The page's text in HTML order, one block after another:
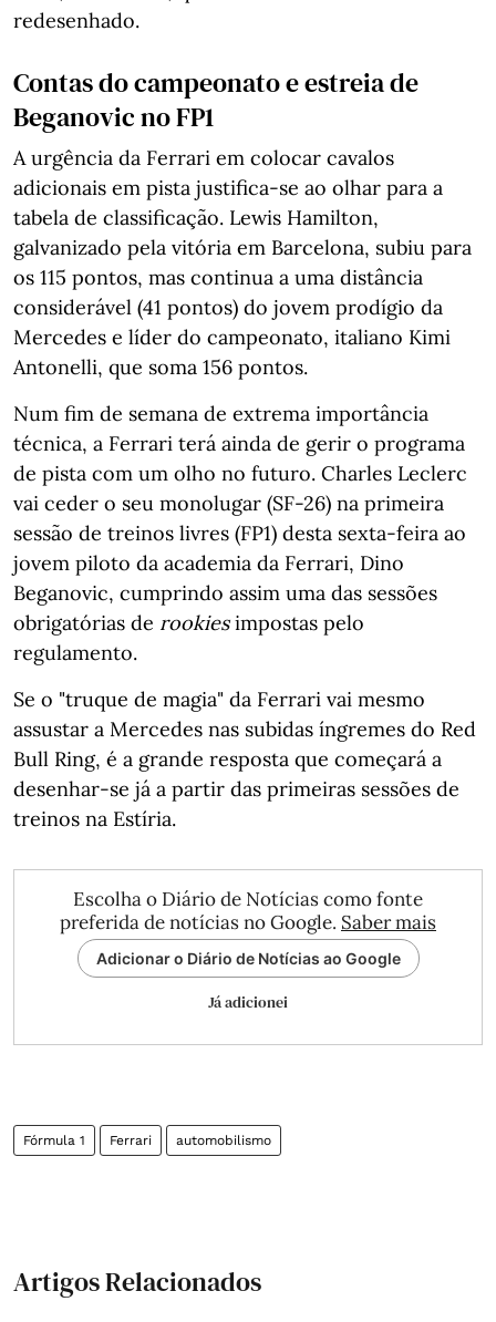
redesenhado.
Contas do campeonato e estreia de
Beganovic no FP1
A urgência da Ferrari em colocar cavalos
adicionais em pista justifica-se ao olhar para a
tabela de classificação. Lewis Hamilton,
galvanizado pela vitória em Barcelona, subiu para
os 115 pontos, mas continua a uma distância
considerável (41 pontos) do jovem prodígio da
Mercedes e líder do campeonato, italiano Kimi
Antonelli, que soma 156 pontos.
Num fim de semana de extrema importância
técnica, a Ferrari terá ainda de gerir o programa
de pista com um olho no futuro. Charles Leclerc
vai ceder o seu monolugar (SF-26) na primeira
sessão de treinos livres (FP1) desta sexta-feira ao
jovem piloto da academia da Ferrari, Dino
Beganovic, cumprindo assim uma das sessões
obrigatórias de rookiesimpostas pelo
regulamento.
Se o "truque de magia" da Ferrari vai mesmo
assustar a Mercedes nas subidas íngremes do Red
Bull Ring, é a grande resposta que começará a
desenhar-se já a partir das primeiras sessões de
treinos na Estíria.
Escolha o Diário de Notícias como fonte
preferida de notícias no Google. Saber mais
Adicionar o Diário de Notícias ao Google
Já adicionei
Fórmula 1 Ferrari automobilismo
Artigos Relacionados